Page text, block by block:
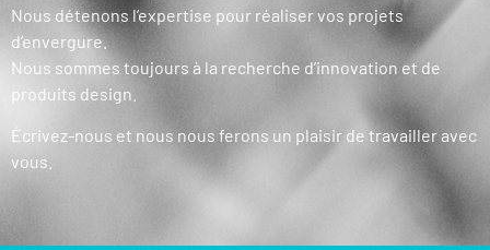
Nous détenons l’expertise pour réaliser vos projets
d’envergure.
Nous sommes toujours à la recherche d’innovation et de
produits design.
Écrivez-nous et nous nous ferons un plaisir de travailler avec
vous.